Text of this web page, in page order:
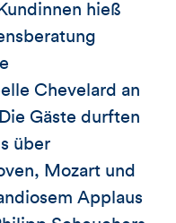
hieß
Chevelard an
Gäste durften
über
Mozart und
Applaus